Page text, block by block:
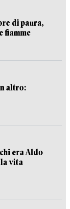
di paura,
fiamme
altro:
era Aldo
vita